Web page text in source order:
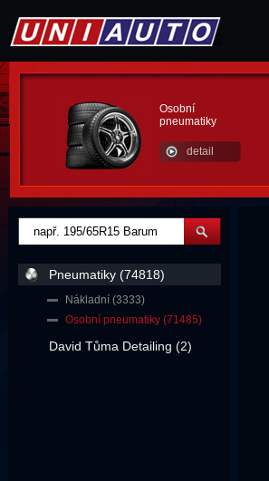
Osobní
pneumatiky
detail
Pneumatiky (74818)
Nákladní (3333)
Osobní pneumatiky (71485)
David Tůma Detailing (2)